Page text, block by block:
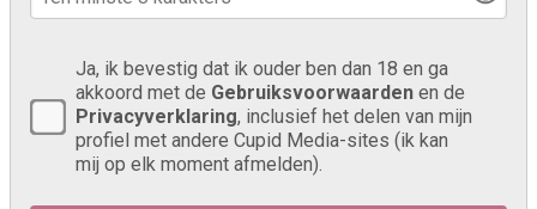
Ja, ik bevestig dat ik ouder ben dan 18 en ga
akkoord met de Gebruiksvoorwaarden en de
Privacyverklaring, inclusief het delen van mijn
profiel met andere Cupid Media-sites (ik kan
mij op elk moment afmelden).